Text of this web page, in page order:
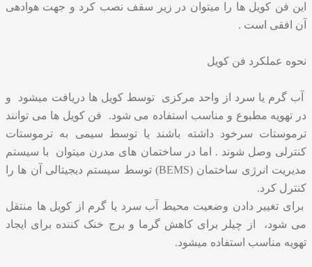
این فن کویل ها را میتوان در زیر سقف نصب کرد و جهت هوادهی
آن افقی است .
نحوه عملکرد فن کویل
آب گرم یا سرد از واحد مرکزی توسط کویل ها دریافت میشود و
در تهویه مطبوع و مناسب استفاده می شود. فن کویل ها می توانند
ترموستات سرخود داشته باشند یا توسط سیمی به ترموستات
کنترلی وصل شوند . اما در ساختمان های مدرن میتوان با سیستم
مدیریت انرژی ساختمان (BEMS) توسط سیستم دیجیتالی آن ها را
کنترل کرد.
برای تغییر دادن وضعیت محیط آب سرد یا گرم از کویل ها منتقل
می شود، از چیلر برای کاهش گرما و برج خنک کننده برای ایجاد
تهویه مناسب استفاده میشود.